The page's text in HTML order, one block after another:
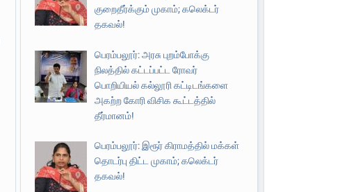
குறைதீர்க்கும் முகாம்; கலெக்டர்
தகவல்!
பெரம்பலூர்: அரசு புறம்போக்கு
நிலத்தில் கட்டப்பட்ட ரோவர்
பொறியியல் கல்லூரி கட்டிடங்களை
அகற்ற கோரி விசிக கூட்டத்தில்
தீர்மானம்!
பெரம்பலூர்: இரூர் கிராமத்தில் மக்கள்
தொடர்பு திட்ட முகாம்; கலெக்டர்
தகவல்!